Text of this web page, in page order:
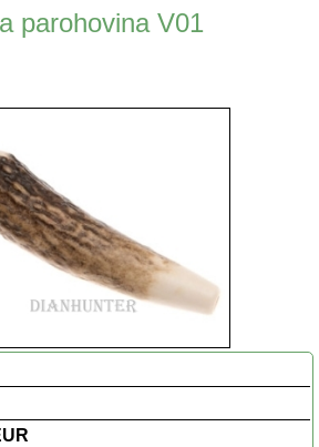
parohovina V01